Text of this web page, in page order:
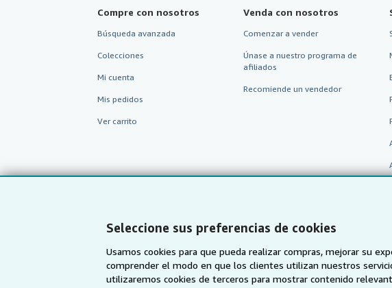
Seleccione sus preferencias de cookies
Usamos cookies para que pueda realizar compras, mejorar su
comprender el modo en que los clientes utilizan nuestros
utilizaremos cookies de terceros para mostrar contenido
Compre con nosotros
Búsqueda avanzada
Colecciones
Mi cuenta
Mis pedidos
Ver carrito
Venda con nosotros
Comenzar a vender
Únase a nuestro programa de
afiliados
Recomiende un vendedor